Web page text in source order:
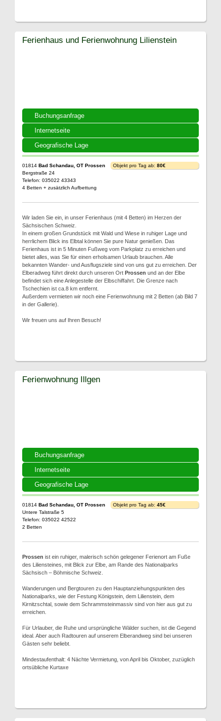
Buchungsanfrage
Internetseite
Geografische Lage
Ferienhaus und Ferienwohnung Lilienstein
01814 Bad Schandau, OT Prossen
Bergstraße 24
Telefon: 035022 43343
4 Betten + zusätzlich Aufbettung
Objekt pro Tag ab: 80€
Wir laden Sie ein, in unser Ferienhaus (mit 4 Betten) im Herzen der
Sächsischen Schweiz.
In einem großen Grundstück mit Wald und Wiese in ruhiger Lage und
herrlichem Blick ins Elbtal können Sie pure Natur genießen. Das
Ferienhaus ist in 5 Minuten Fußweg vom Parkplatz zu erreichen und
bietet alles, was Sie für einen erholsamen Urlaub brauchen. Alle
bekannten Wander- und Ausflugsziele sind von uns gut zu erreichen. Der
Elberadweg führt direkt durch unseren Ort Prossen und an der Elbe
befindet sich eine Anlegestelle der Elbschiffahrt. Die Grenze nach
Tschechien ist ca.8 km entfernt.
Außerdem vermieten wir noch eine Ferienwohnung mit 2 Betten (ab Bild 7
in der Gallerie).
Wir freuen uns auf Ihren Besuch!
Buchungsanfrage
Internetseite
Geografische Lage
Ferienwohnung Illgen
01814 Bad Schandau, OT Prossen
Untere Talstraße 5
Telefon: 035022 42522
2 Betten
Objekt pro Tag ab: 45€
Prossen ist ein ruhiger, malerisch schön gelegener Ferienort am Fuße
des Liliensteines, mit Blick zur Elbe, am Rande des Nationalparks
Sächsisch – Böhmische Schweiz.
Wanderungen und Bergtouren zu den Hauptanziehungspunkten des
Nationalparks, wie der Festung Königstein, dem Lilienstein, dem
Kirnitzschtal, sowie dem Schrammsteinmassiv sind von hier aus gut zu
erreichen.
Für Urlauber, die Ruhe und ursprüngliche Wälder suchen, ist die Gegend
ideal. Aber auch Radtouren auf unserem Elberandweg sind bei unseren
Gästen sehr beliebt.
Mindestaufenthalt: 4 Nächte Vermietung, von April bis Oktober, zuzüglich
ortsübliche Kurtaxe